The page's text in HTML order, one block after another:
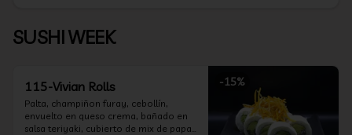
SUSHI WEEK
-15%
115-Vivian Rolls
Palta, champiñon furay, cebollín,
envuelto en queso crema, bañado en
salsa teriyaki, cubierto de mix de papas